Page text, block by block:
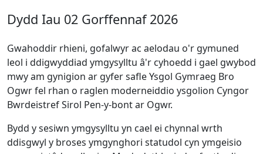
Dydd Iau 02 Gorffennaf 2026
Gwahoddir rhieni, gofalwyr ac aelodau o'r gymuned
leol i ddigwyddiad ymgysylltu â'r cyhoedd i gael gwybod
mwy am gynigion ar gyfer safle Ysgol Gymraeg Bro
Ogwr fel rhan o raglen moderneiddio ysgolion Cyngor
Bwrdeistref Sirol Pen-y-bont ar Ogwr.
Bydd y sesiwn ymgysylltu yn cael ei chynnal wrth
ddisgwyl y broses ymgynghori statudol cyn ymgeisio